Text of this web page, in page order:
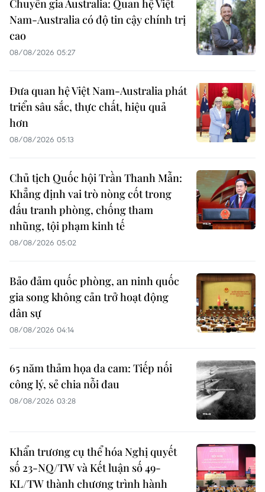
Chuyên gia Australia: Quan hệ Việt
Nam-Australia có độ tin cậy chính trị
cao
08/08/2026 05:27
Đưa quan hệ Việt Nam-Australia phát
triển sâu sắc, thực chất, hiệu quả
hơn
08/08/2026 05:13
Chủ tịch Quốc hội Trần Thanh Mẫn:
Khẳng định vai trò nòng cốt trong
đấu tranh phòng, chống tham
nhũng, tội phạm kinh tế
08/08/2026 05:02
Bảo đảm quốc phòng, an ninh quốc
gia song không cản trở hoạt động
dân sự
08/08/2026 04:14
65 năm thảm họa da cam: Tiếp nối
công lý, sẻ chia nỗi đau
08/08/2026 03:28
Khẩn trương cụ thể hóa Nghị quyết
số 23-NQ/TW và Kết luận số 49-
KL/TW thành chương trình hành